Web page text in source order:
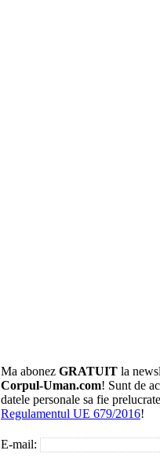
Ma abonez GRATUIT la
Corpul-Uman.com! Sunt de
datele personale sa fie
Regulamentul UE 679/2016!
E-mail: